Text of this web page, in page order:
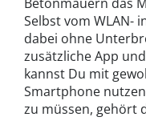
Selbst vom WLAN-
dabei ohne
zusätzliche App
kannst Du mit
Smartphone
zu müssen, gehört